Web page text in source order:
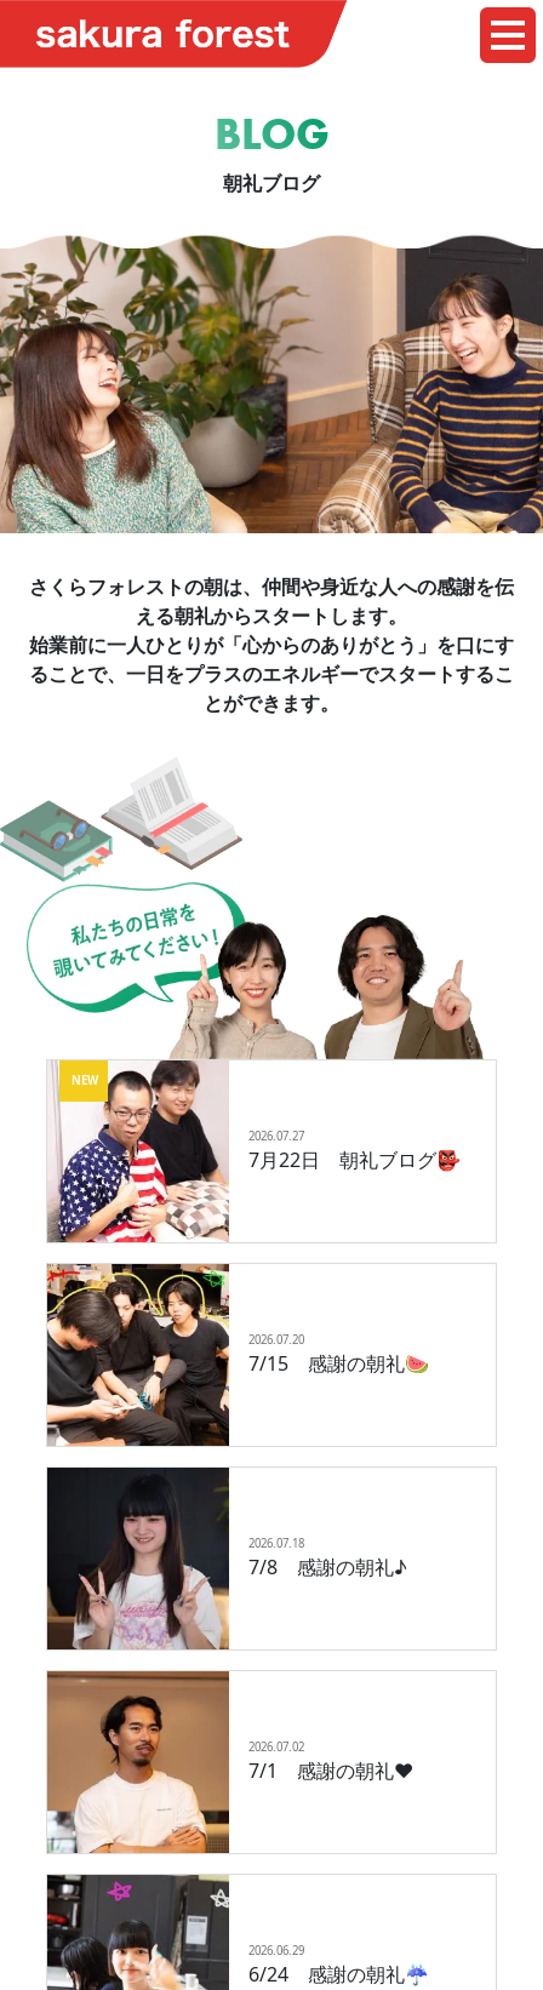
BLOG
朝礼ブログ
さくらフォレストの朝は、仲間や身近な人への感謝を伝
える朝礼からスタートします。
始業前に一人ひとりが「心からのありがとう」を口にす
ることで、一日をプラスのエネルギーでスタートするこ
とができます。
NEW
2026.07.27
7月22日 朝礼ブログ👺
2026.07.20
7/15 感謝の朝礼🍉
2026.07.18
7/8 感謝の朝礼♪
2026.07.02
7/1 感謝の朝礼❤︎
2026.06.29
6/24 感謝の朝礼☔️